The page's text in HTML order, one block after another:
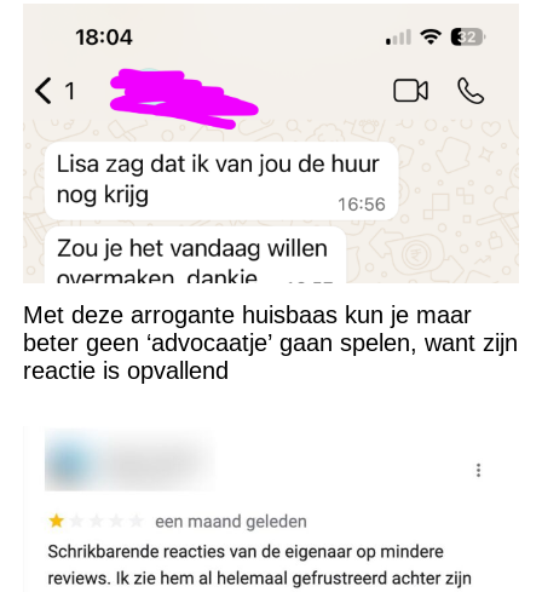
Met deze arrogante huisbaas kun je maar
beter geen ‘advocaatje’ gaan spelen, want zijn
reactie is opvallend